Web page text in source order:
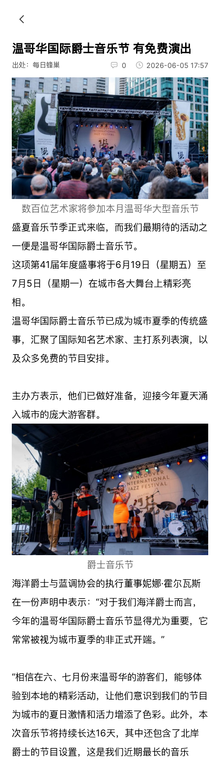
温哥华国际爵士音乐节 有免费演出
出处：每日蜂巢 0 2026-06-05 17:57
数百位艺术家将参加本月温哥华大型音乐节
盛夏音乐节季正式来临，而我们最期待的活动之
一便是温哥华国际爵士音乐节。
这项第41届年度盛事将于6月19日（星期五）至
7月5日（星期一）在城市各大舞台上精彩亮
相。
温哥华国际爵士音乐节已成为城市夏季的传统盛
事，汇聚了国际知名艺术家、主打系列表演，以
及众多免费的节目安排。
主办方表示，他们已做好准备，迎接今年夏天涌
入城市的庞大游客群。
爵士音乐节
海洋爵士与蓝调协会的执行董事妮娜·霍尔瓦斯
在一份声明中表示：“对于我们海洋爵士而言，
今年的温哥华国际爵士音乐节显得尤为重要，它
常常被视为城市夏季的非正式开端。”
“相信在六、七月份来温哥华的游客们，能够体
验到本地的精彩活动，让他们意识到我们的节目
为城市的夏日激情和活力增添了色彩。此外，本
次音乐节将持续长达16天，其中还包含了北岸
爵士的节目设置，这是我们近期最长的音乐